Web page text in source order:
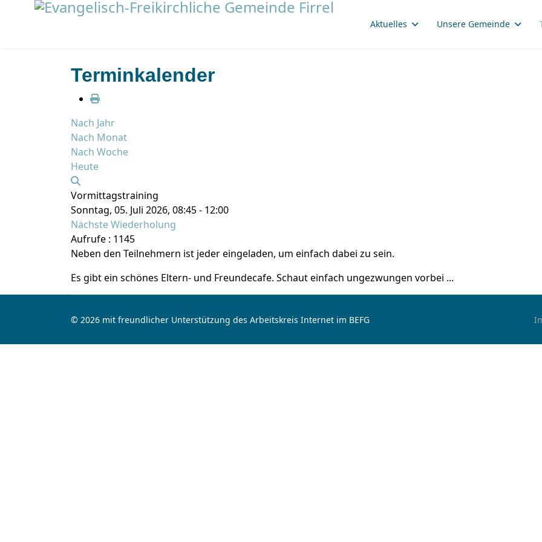
Aktuelles Unsere Gemeinde
Terminkalender
Nach Jahr
Nach Monat
Nach Woche
Heute
Vormittagstraining
Sonntag, 05. Juli 2026, 08:45 - 12:00
Nächste Wiederholung
Aufrufe : 1145
Neben den Teilnehmern ist jeder eingeladen, um einfach dabei zu sein.
Es gibt ein schönes Eltern- und Freundecafe. Schaut einfach ungezwungen vorbei ...
© 2026 mit freundlicher Unterstützung des Arbeitskreis Internet im BEFG